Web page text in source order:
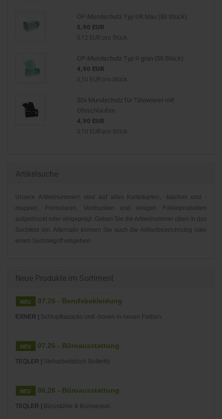
OP-Mundschutz Typ IIR blau (50 Stück)
5,90 EUR
0,12 EUR pro Stück
OP-Mundschutz Typ II grün (50 Stück)
4,90 EUR
0,10 EUR pro Stück
50x Mundschutz für Tätowierer mit
Ohrschlaufen
4,90 EUR
0,10 EUR pro Stück
Artikelsuche
Unsere Artikelnummern sind auf allen Karteikarten, -taschen und -
mappen, Formularen, Vordrucken und einigen Folienprodukten
aufgedruckt oder eingeprägt. Geben Sie die Artikelnummer oben in das
Suchfeld ein. Alternativ können Sie auch die Artikelbezeichnung oder
einen Suchbegriff eingeben.
Neue Produkte im Sortiment
07.26 - Berufsbekleidung
EXNER | Schlupfkasacks und -hosen in neuen Farben.
07.26 - Büroausstattung
TEQLER | Steharbeitstisch Butterfly.
06.26 - Büroausstattung
TEQLER | Bürostühle & Bürosessel.